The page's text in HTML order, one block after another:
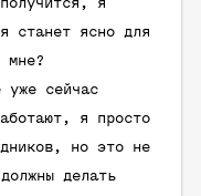
я
станет ясно для
мне?
уже сейчас
я просто
но это не
делать